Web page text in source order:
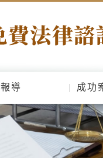
導 成功